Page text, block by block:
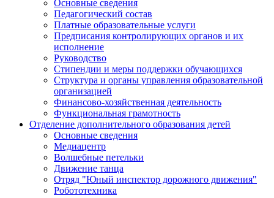
Основные сведения
Педагогический состав
Платные образовательные услуги
Предписания контролирующих органов и их
исполнение
Руководство
Стипендии и меры поддержки обучающихся
Структура и органы управления образовательной
организацией
Финансово-хозяйственная деятельность
Функциональная грамотность
Отделение дополнительного образования детей
Основные сведения
Медиацентр
Волшебные петельки
Движение танца
Отряд "Юный инспектор дорожного движения"
Робототехника